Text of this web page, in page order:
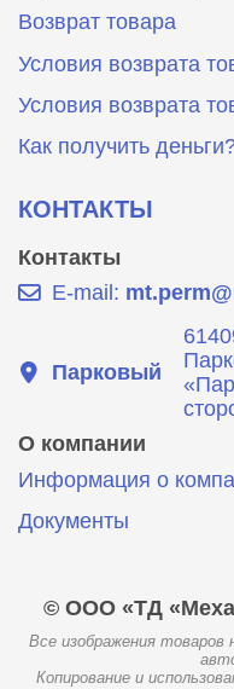
Возврат товара
Условия возврата
Условия возврата
Как получить
КОНТАКТЫ
Контакты
E-mail:
Парковый
О компании
Информация о
Документы
© ООО «ТД
Все изображения
Копирование и